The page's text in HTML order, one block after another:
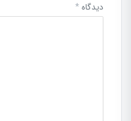
دیدگاه *